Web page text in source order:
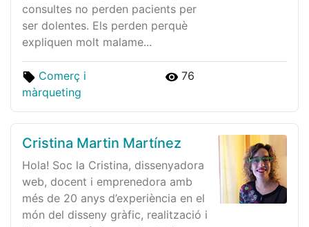
consultes no perden pacients per
ser dolentes. Els perden perquè
expliquen molt malame...
Comerç i
màrqueting
76
Cristina Martin Martínez
Hola! Soc la Cristina, dissenyadora
web, docent i emprenedora amb
més de 20 anys d’experiència en el
món del disseny gràfic, realització i